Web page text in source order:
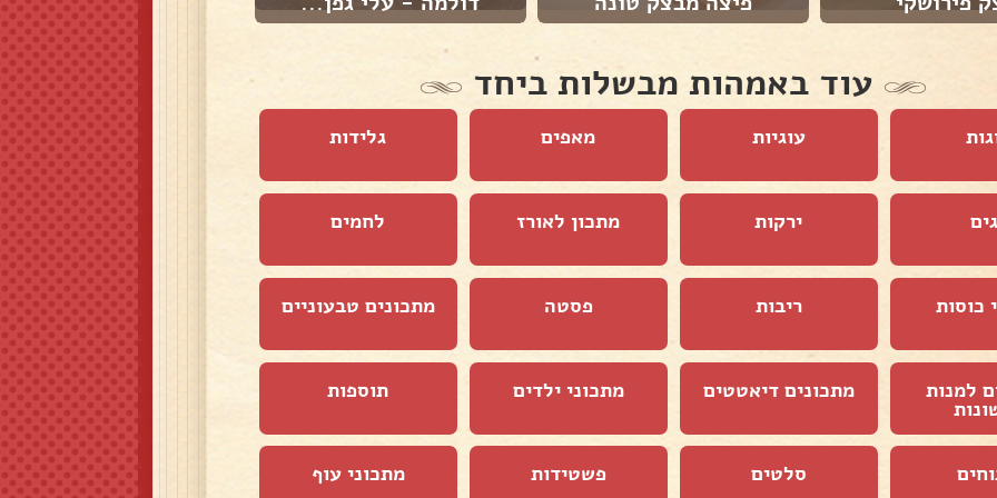
עוד באמהות מבשלות ביחד
עוגיות מאפים גלידות
ירקות מתכון לאורז לחמים
כוסות ריבות פסטה מתכונים טבעוניים
למנות מתכונים דיאטטים מתכוני ילדים תוספות
סלטים פשטידות מתכוני עוף